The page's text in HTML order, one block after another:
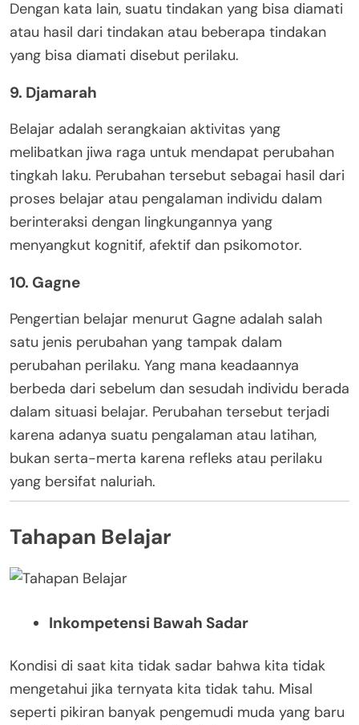
Dengan kata lain, suatu tindakan yang bisa diamati
atau hasil dari tindakan atau beberapa tindakan
yang bisa diamati disebut perilaku.
9. Djamarah
Belajar adalah serangkaian aktivitas yang
melibatkan jiwa raga untuk mendapat perubahan
tingkah laku. Perubahan tersebut sebagai hasil dari
proses belajar atau pengalaman individu dalam
berinteraksi dengan lingkungannya yang
menyangkut kognitif, afektif dan psikomotor.
10. Gagne
Pengertian belajar menurut Gagne adalah salah
satu jenis perubahan yang tampak dalam
perubahan perilaku. Yang mana keadaannya
berbeda dari sebelum dan sesudah individu berada
dalam situasi belajar. Perubahan tersebut terjadi
karena adanya suatu pengalaman atau latihan,
bukan serta-merta karena refleks atau perilaku
yang bersifat naluriah.
Tahapan Belajar
Inkompetensi Bawah Sadar
Kondisi di saat kita tidak sadar bahwa kita tidak
mengetahui jika ternyata kita tidak tahu. Misal
seperti pikiran banyak pengemudi muda yang baru